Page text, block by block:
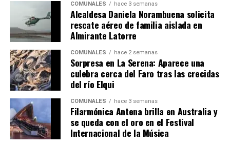
COMUNALES hace 3 semanas
Alcaldesa Daniela Norambuena solicita
rescate aéreo de familia aislada en
Almirante Latorre
COMUNALES hace 2 semanas
Sorpresa en La Serena: Aparece una
culebra cerca del Faro tras las crecidas
del río Elqui
COMUNALES hace 3 semanas
Filarmónica Antena brilla en Australia y
se queda con el oro en el Festival
Internacional de la Música